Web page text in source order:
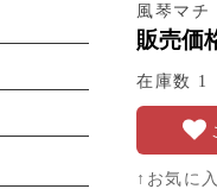
風琴マチ
販売価
在庫数 1
↑お気に